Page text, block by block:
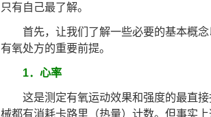
只有自己最了解。
首先，让我们了解一些必要的基本概念
有氧处方的重要前提。
1．心率
这是测定有氧运动效果和强度的最直接
械都有消耗卡路里（热量）计数。但事实